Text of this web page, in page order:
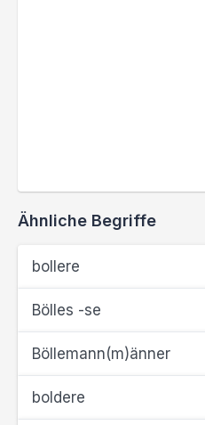
Ähnliche Begriffe
bollere
Bölles -se
Böllemann(m)änner
boldere